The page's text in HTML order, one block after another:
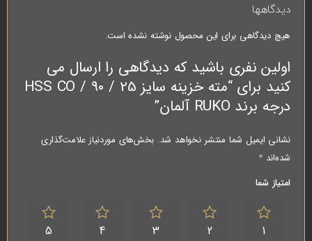
دیدگاهها
هیچ دیدگاهی برای این محصول نوشته نشده است.
اولین نفری باشید که دیدگاهی را ارسال می
کنید برای “مته خزینه سایز 25 / HSS CO / 90
درجه برند RUKO آلمان”
نشانی ایمیل شما منتشر نخواهد شد. بخش‌های موردنیاز علامت‌گذاری
شده‌اند*
امتیاز شما
1
2
3
4
5